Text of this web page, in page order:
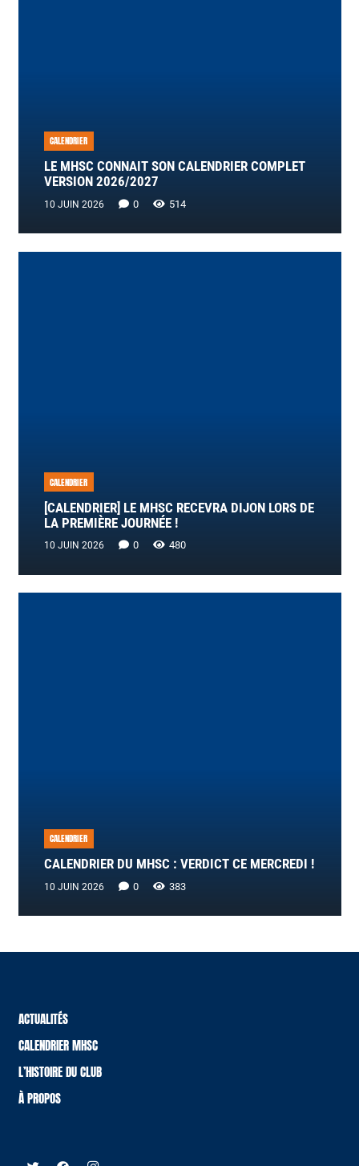
CALENDRIER
LE MHSC CONNAIT SON CALENDRIER COMPLET
VERSION 2026/2027
10 JUIN 2026 0 514
CALENDRIER
[CALENDRIER] LE MHSC RECEVRA DIJON LORS DE
LA PREMIÈRE JOURNÉE !
10 JUIN 2026 0 480
CALENDRIER
CALENDRIER DU MHSC : VERDICT CE MERCREDI !
10 JUIN 2026 0 383
ACTUALITÉS
CALENDRIER MHSC
L’HISTOIRE DU CLUB
À PROPOS